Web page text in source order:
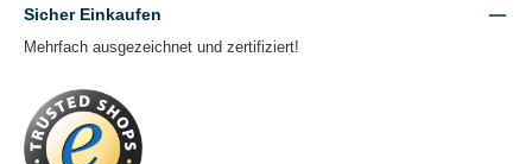
Sicher Einkaufen
Mehrfach ausgezeichnet und zertifiziert!